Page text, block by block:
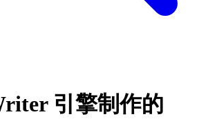
引擎制作的